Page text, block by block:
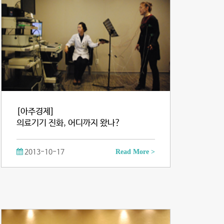
[아주경제]
의료기기 진화, 어디까지 왔나?
2013-10-17 Read More >